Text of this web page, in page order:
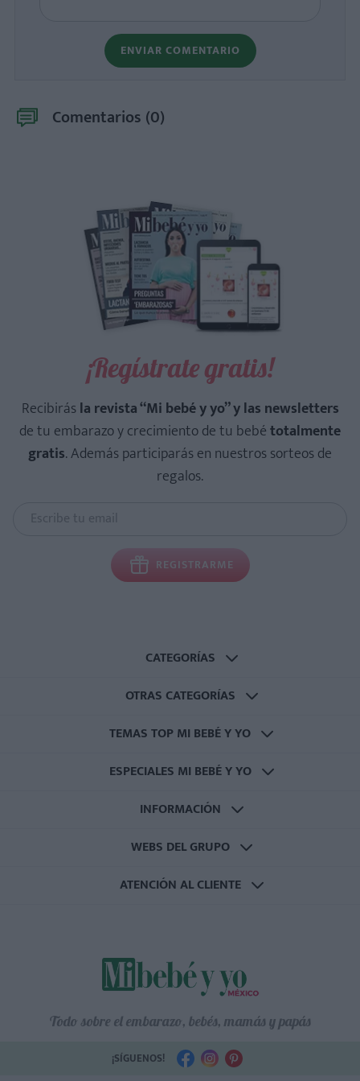
ENVIAR COMENTARIO
Comentarios (0)
¡Regístrate gratis!
Recibirásla revista “Mi bebé y yo” y las newsletters
de tu embarazo y crecimiento de tu bebétotalmente
gratis. Además participarás en nuestros sorteos de
regalos.
REGISTRARME
CATEGORÍAS
OTRAS CATEGORÍAS
TEMAS TOP MI BEBÉ Y YO
ESPECIALES MI BEBÉ Y YO
INFORMACIÓN
WEBS DEL GRUPO
ATENCIÓN AL CLIENTE
Todo sobre el embarazo, bebés, mamás y papás
¡SÍGUENOS!